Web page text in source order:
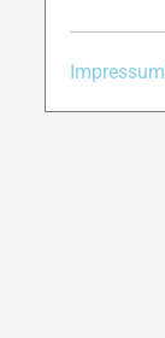
Impressum